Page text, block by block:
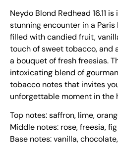
Neydo Blond Redhead 16.11
stunning encounter in a
filled with candied fruit,
touch of sweet tobacco, and
a bouquet of fresh freesias.
intoxicating blend of
tobacco notes that invites
unforgettable moment in the
Top notes: saffron, lime,
Middle notes: rose, freesia,
Base notes: vanilla,